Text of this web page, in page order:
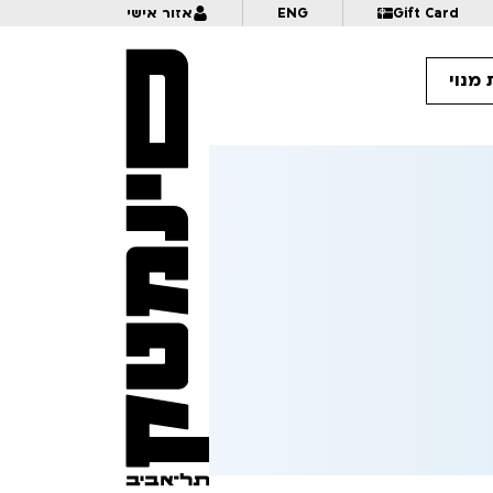
Gift Card
ENG אזור אישי
מנוי